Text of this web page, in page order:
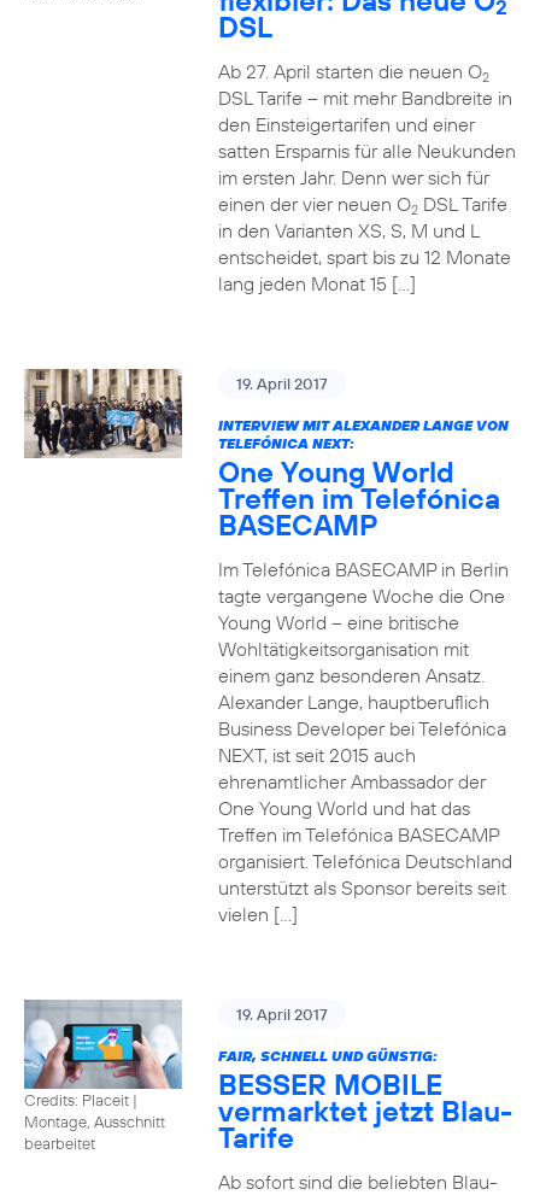
2
DSL
Ab 27. April starten die neuen O2
DSL Tarife – mit mehr Bandbreite in
den Einsteigertarifen und einer
satten Ersparnis für alle Neukunden
im ersten Jahr. Denn wer sich für
einen der vier neuen O2DSL Tarife
in den Varianten XS, S, M und L
entscheidet, spart bis zu 12 Monate
lang jeden Monat 15 […]
19. April 2017
INTERVIEW MIT ALEXANDER LANGE VON
TELEFÓNICA NEXT:
One Young World
Treffen im Telefónica
BASECAMP
Im Telefónica BASECAMP in Berlin
tagte vergangene Woche die One
Young World – eine britische
Wohltätigkeitsorganisation mit
einem ganz besonderen Ansatz.
Alexander Lange, hauptberuflich
Business Developer bei Telefónica
NEXT, ist seit 2015 auch
ehrenamtlicher Ambassador der
One Young World und hat das
Treffen im Telefónica BASECAMP
organisiert. Telefónica Deutschland
unterstützt als Sponsor bereits seit
vielen […]
Credits: Placeit |
Montage, Ausschnitt
bearbeitet
19. April 2017
FAIR, SCHNELL UND GÜNSTIG:
BESSER MOBILE
vermarktet jetzt Blau-
Tarife
Ab sofort sind die beliebten Blau-